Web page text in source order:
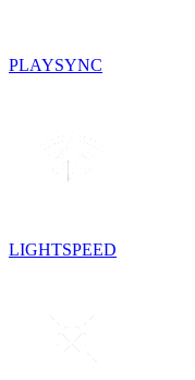
PLAYSYNC
LIGHTSPEED